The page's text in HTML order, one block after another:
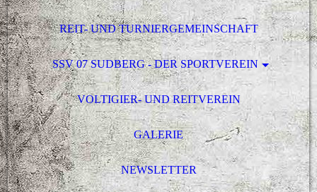
REIT- UND TURNIERGEMEINSCHAFT
SSV 07 SUDBERG - DER SPORTVEREIN
VOLTIGIER- UND REITVEREIN
GALERIE
NEWSLETTER